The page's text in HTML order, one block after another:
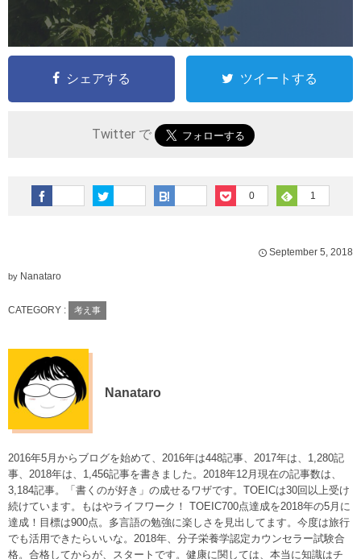
シェアする ツイートする
Twitter で
0 1
September 5 2018
by Nanataro
CATEGORY : 考え事
Nanataro
2016年5月からブログを始めて、2016年は448記事、2017年は、1,280記
事、2018年は、1,456記事を書きました。2018年12月現在の記事数は、
3,184記事。「書くのが好き」の成せるワザです。TOEICは30回以上受け
続けています。もはやライフワーク！ TOEIC700点達成を2018年の5月に
達成！目標は900点。多言語の勉強に楽しさを見出してます。今度は旅行
でも活用できたらいいな。2018年、分子栄養学認定カウンセラー試験合
格。合格してからが、スタートです。健康に関しては、本当に知識はチ